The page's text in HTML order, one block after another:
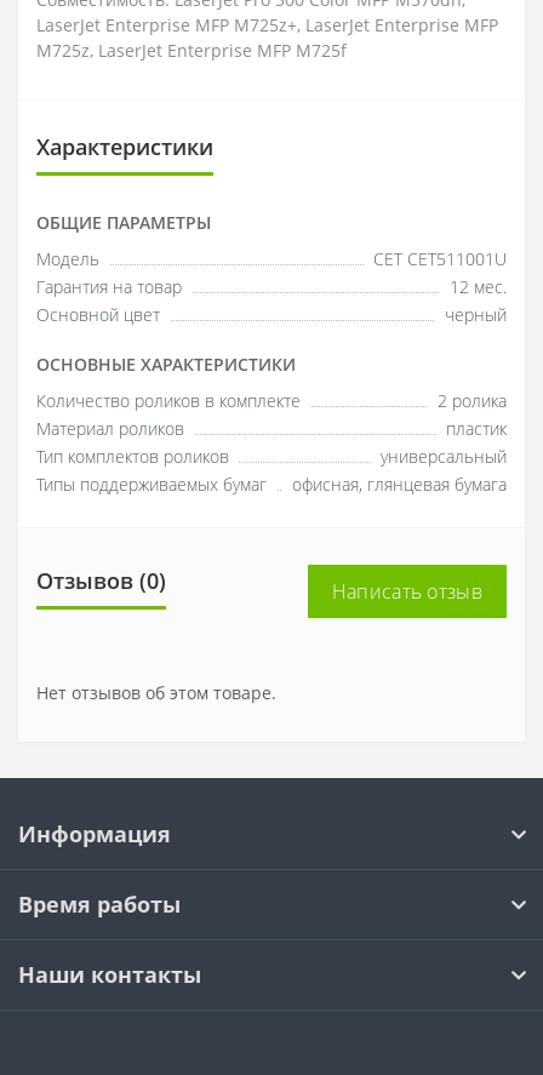
LaserJet Enterprise MFP M725z+, LaserJet Enterprise MFP
M725z, LaserJet Enterprise MFP M725f
Характеристики
ОБЩИЕ ПАРАМЕТРЫ
Модель
CET CET511001U
Гарантия на товар
12 мес.
Основной цвет
черный
ОСНОВНЫЕ ХАРАКТЕРИСТИКИ
Количество роликов в комплекте
2 ролика
Материал роликов
пластик
Тип комплектов роликов
универсальный
Типы поддерживаемых бумаг
офисная, глянцевая бумага
Отзывов (0) Написать отзыв
Нет отзывов об этом товаре.
Информация
Время работы
Наши контакты